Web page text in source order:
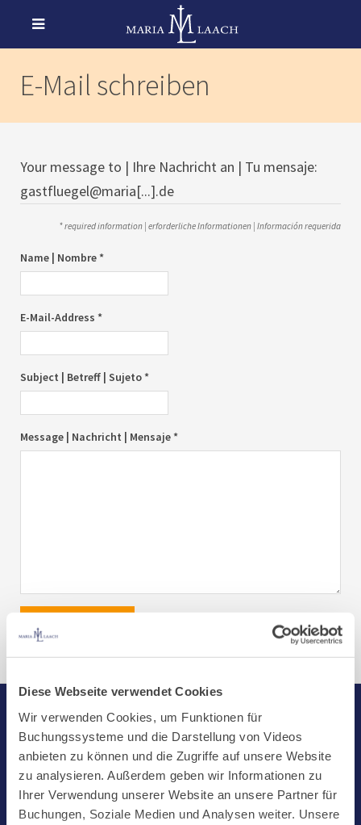
Diese Webseite verwendet Cookies
Wir verwenden Cookies, um Funktionen für
Buchungssysteme und die Darstellung von Videos
anbieten zu können und die Zugriffe auf unsere Website
zu analysieren. Außerdem geben wir Informationen zu
Ihrer Verwendung unserer Website an unsere Partner für
Buchungen, Soziale Medien und Analysen weiter. Unsere
E-Mail schreiben
Your message to | Ihre Nachricht an | Tu mensaje:
gastfluegel@maria[...].de
* required information | erforderliche Informationen | Información requerida
Name | Nombre *
E-Mail-Address *
Subject | Betreff | Sujeto *
Message | Nachricht | Mensaje *
Start
Aktuelles
Kloster
Klosterbetriebe